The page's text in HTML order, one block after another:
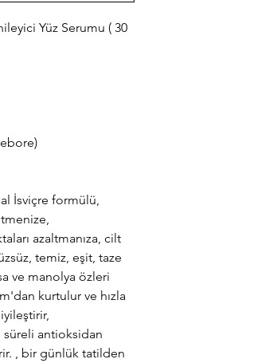
Yüz Serumu ( 30
İsviçre formülü,
azaltmanıza, cilt
temiz, eşit, taze
ve manolya özleri
kurtulur ve hızla
antioksidan
, bir günlük tatilden